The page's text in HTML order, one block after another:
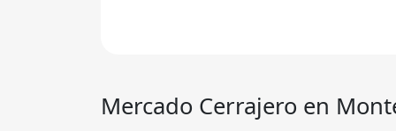
Mercado Cerrajero en